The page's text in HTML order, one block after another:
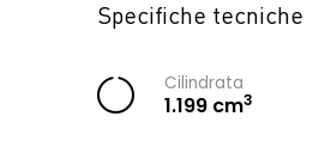
Specifiche tecniche
Cilindrata
1.199 cm3